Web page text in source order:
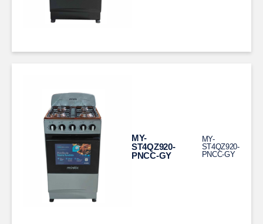
MY-
ST4QZ920-
PNCC-GY
MY-
ST4QZ920-
PNCC-GY